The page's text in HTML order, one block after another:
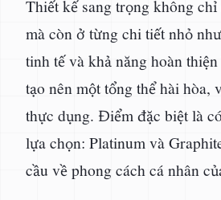
Thiết kế sang trọng không
mà còn ở từng chi tiết nhỏ
tinh tế và khả năng hoàn
tạo nên một tổng thể hài hòa,
thực dụng. Điểm đặc biệt là
lựa chọn: Platinum và
cầu về phong cách cá nhân